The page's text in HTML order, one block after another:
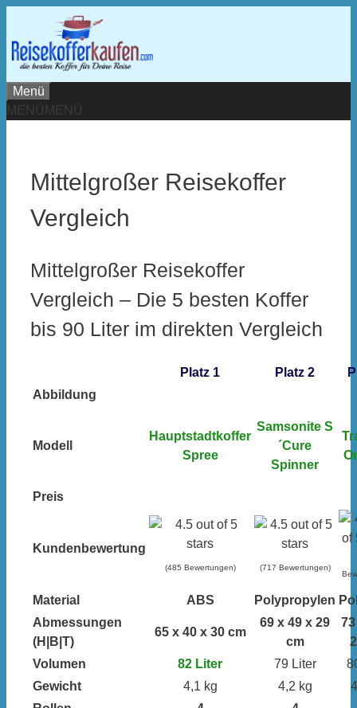
springen
Menü
MENÜ
MENÜ
Mittelgroßer Reisekoffer
Vergleich
Mittelgroßer Reisekoffer
Vergleich – Die 5 besten Koffer
bis 90 Liter im direkten Vergleich
Platz 1 Platz 2
Abbildung
Modell
Hauptstadtkoffer
Spree
Samsonite S
´Cure
Spinner
Preis
Kundenbewertung
(485 Bewertungen) (717 Bewertungen)
Material ABS Polypropylen
Abmessungen
(H|B|T)
65 x 40 x 30 cm
69 x 49 x 29
cm
Volumen
82 Liter 79 Liter
Gewicht
4,1 kg 4,2 kg